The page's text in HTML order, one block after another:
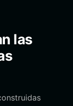
las